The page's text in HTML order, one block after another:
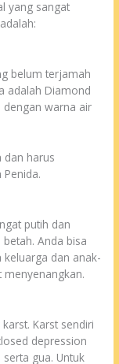
yang sangat
belum terjamah
adalah Diamond
dengan warna air
dan harus
putih dan
Anda bisa
dan anak-
menyenangkan.
Karst sendiri
depression
gua. Untuk